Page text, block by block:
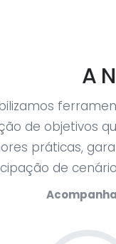
A
de objetivos
práticas,
de